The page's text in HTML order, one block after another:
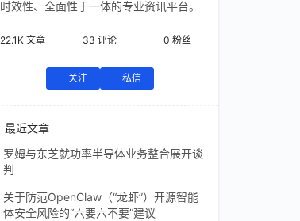
时效性、全面性于一体的专业资讯平台。
22.1K 文章 33 评论 0 粉丝
关注 私信
最近文章
罗姆与东芝就功率半导体业务整合展开谈
判
关于防范OpenClaw（“龙虾”）开源智能
体安全风险的“六要六不要”建议